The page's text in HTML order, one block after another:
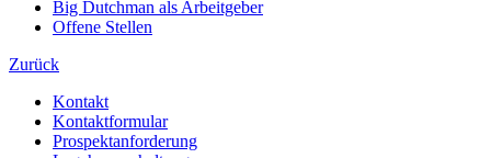
Big Dutchman als Arbeitgeber
Offene Stellen
Zurück
Kontakt
Kontaktformular
Prospektanforderung